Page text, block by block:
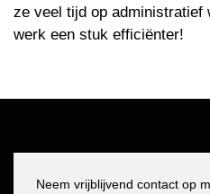
ze veel tijd op administratief
werk een stuk efficiënter!
Neem vrijblijvend contact op